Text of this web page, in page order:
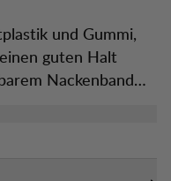
und Gummi,
guten Halt
Nackenband